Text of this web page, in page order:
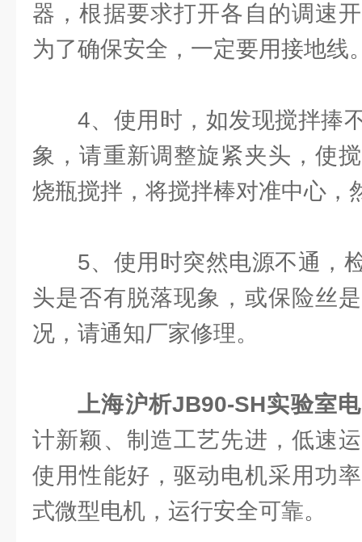
器，根据要求打开各自的调速
为了确保安全，一定要用接地线
4、使用时，如发现搅拌捧
象，请重新调整旋紧夹头，使
烧瓶搅拌，将搅拌棒对准中心，
5、使用时突然电源不通，
头是否有脱落现象，或保险丝
况，请通知厂家修理。
上海沪析JB90-SH实验室
计新颖、制造工艺先进，低速
使用性能好，驱动电机采用功
式微型电机，运行安全可靠。